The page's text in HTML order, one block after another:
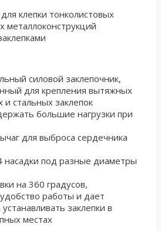
клепки тонколистовых
металлоконструкций
силовой заклепочник,
для крепления вытяжных
стальных заклепок
большие нагрузки при
для выброса сердечника
насадки под разные диаметры
на 360 градусов,
работы и дает
заклепки в
местах